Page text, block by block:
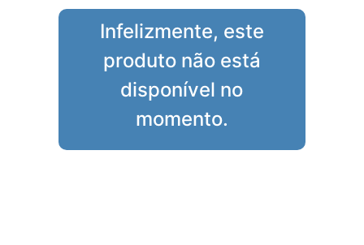
Infelizmente, este
produto não está
disponível no
momento.